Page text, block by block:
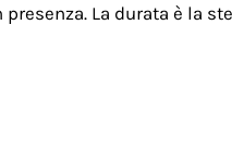
La durata è la